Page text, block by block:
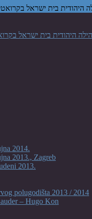
2014.
2013., Zagreb
2013.
polugodišta 2013 / 2014
– Hugo Kon